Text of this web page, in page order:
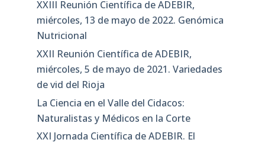
XXIII Reunión Científica de ADEBIR,
miércoles, 13 de mayo de 2022. Genómica
Nutricional
XXII Reunión Científica de ADEBIR,
miércoles, 5 de mayo de 2021. Variedades
de vid del Rioja
La Ciencia en el Valle del Cidacos:
Naturalistas y Médicos en la Corte
XXI Jornada Científica de ADEBIR. El